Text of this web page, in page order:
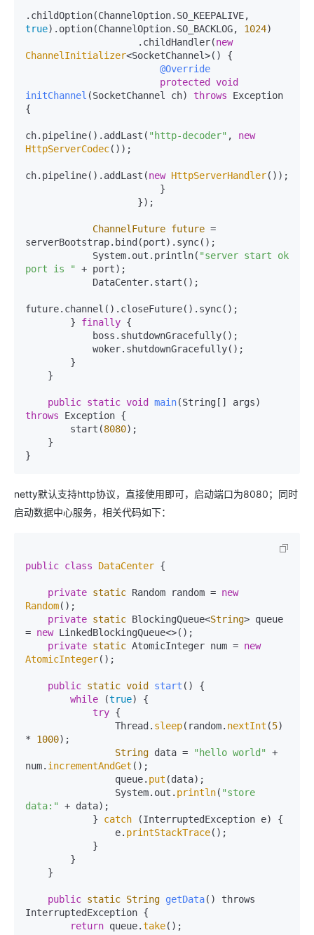
true).option(ChannelOption.SO_BACKLOG, 1024)
                    .childHandler(
new
ChannelInitializer<SocketChannel>() {
@Override
protected
void
initChannel (SocketChannel ch) throws Exception
{
ch.pipeline().addLast( "http-decoder" , new
HttpServerCodec());
ch.pipeline().addLast(new HttpServerHandler());
ChannelFuture future =
serverBootstrap.bind(port).sync();
            System.out.println(
"server start ok
port is "
+ port);
future.channel().closeFuture().sync();
        }
finally {
public static void main(String[] args)
throws Exception {
        start(
8080);
netty默认支持http协议，直接使用即可，启动端口为8080；同时
启动数据中心服务，相关代码如下：
public class DataCenter {
private static Random random = new
Random();
private static BlockingQueue<String> queue
= new LinkedBlockingQueue<>();
private static AtomicInteger num = new
AtomicInteger();
public static void start ()
{
while (true) {
try {
                Thread.
sleep(random. nextInt (5)
* 1000);
String data = "hello world"
+
num. incrementAndGet ();
                queue.
put (data);
                System.out.
println( "store
data:"
+ data);
            }
catch (InterruptedException e) {
                e.
printStackTrace();
public static String getData()
throws
InterruptedException {
return queue.take();